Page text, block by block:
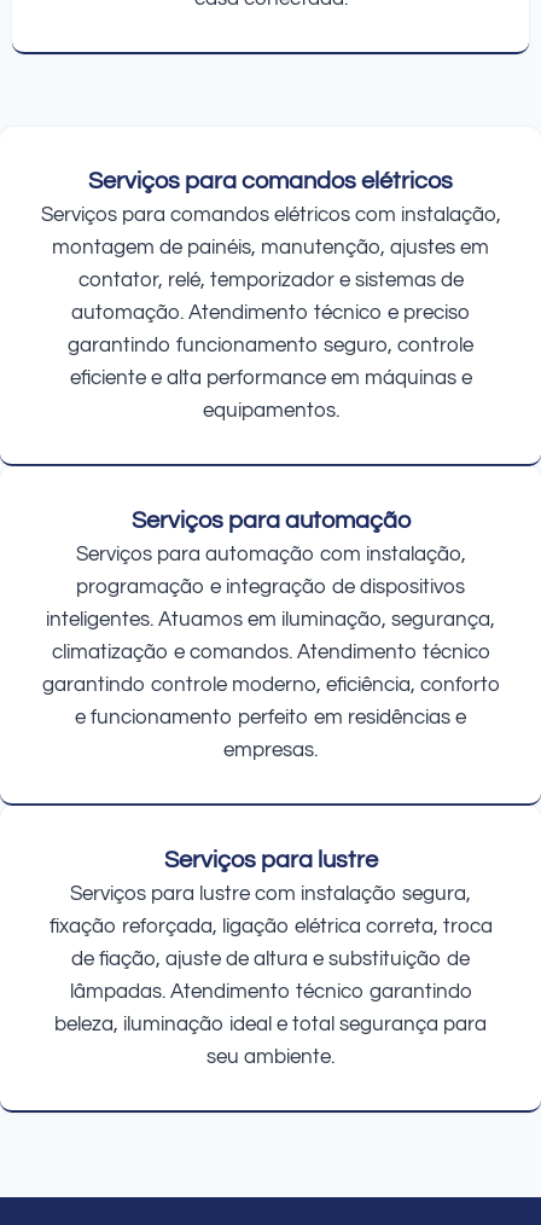
Serviços para comandos elétricos
Serviços para comandos elétricos com instalação,
montagem de painéis, manutenção, ajustes em
contator, relé, temporizador e sistemas de
automação. Atendimento técnico e preciso
garantindo funcionamento seguro, controle
eficiente e alta performance em máquinas e
equipamentos.
Serviços para automação
Serviços para automação com instalação,
programação e integração de dispositivos
inteligentes. Atuamos em iluminação, segurança,
climatização e comandos. Atendimento técnico
garantindo controle moderno, eficiência, conforto
e funcionamento perfeito em residências e
empresas.
Serviços para lustre
Serviços para lustre com instalação segura,
fixação reforçada, ligação elétrica correta, troca
de fiação, ajuste de altura e substituição de
lâmpadas. Atendimento técnico garantindo
beleza, iluminação ideal e total segurança para
seu ambiente.